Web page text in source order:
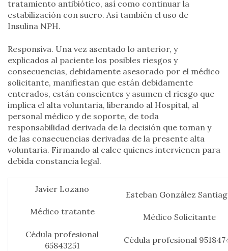
tratamiento antibiótico, así como continuar la
estabilización con suero. Así también el uso de
Insulina NPH.
Responsiva. Una vez asentado lo anterior, y
explicados al paciente los posibles riesgos y
consecuencias, debidamente asesorado por el médico
solicitante, manifiestan que están debidamente
enterados, están conscientes y asumen el riesgo que
implica el alta voluntaria, liberando al Hospital, al
personal médico y de soporte, de toda
responsabilidad derivada de la decisión que toman y
de las consecuencias derivadas de la presente alta
voluntaria. Firmando al calce quienes intervienen para
debida constancia legal.
Javier Lozano
Médico tratante
Cédula profesional
65843251
Esteban González
Médico Solicitante
Cédula profesional